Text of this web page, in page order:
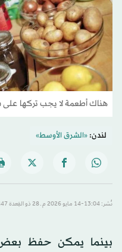
هناك أطعمة لا يجب تركها على
لندن:«الشرق الأوسط»
نُشر: 13:04-14 مايو 2026 م ـ 28 ذو القِعدة 1447 هـ
بينما يمكن حفظ